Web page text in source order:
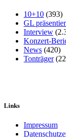
10+10 (393)
GL
Interview
Konzert-
News (420)
Tonträger
Links
Impressum